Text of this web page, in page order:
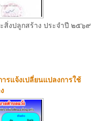
สิ่งปลูกสร้าง ประจำปี ๒๕๖๙
รแจ้งเปลี่ยนแปลงการใช้